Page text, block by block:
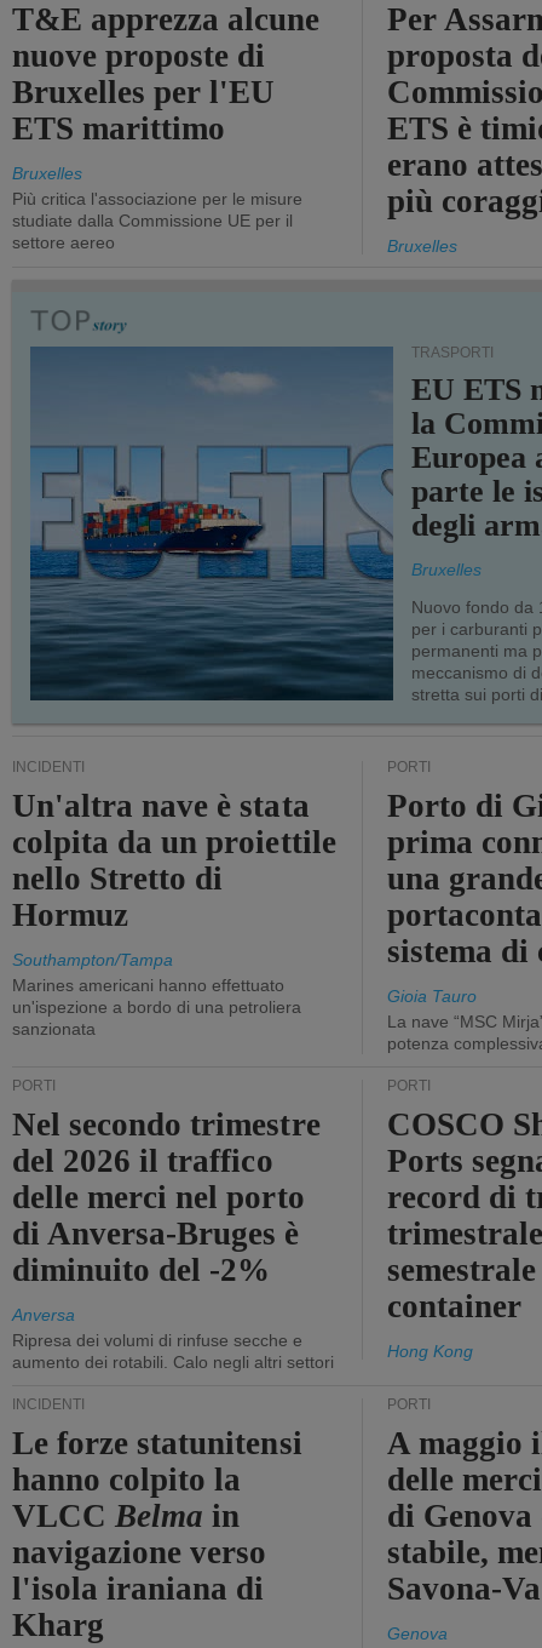
T&E apprezza alcune
nuove proposte di
Bruxelles per l'EU
ETS marittimo
Bruxelles
Più critica l'associazione per le misure
studiate dalla Commissione UE per il
settore aereo
Per
proposta
ETS è
erano
più
Bruxelles
TRASPORTI
EU ETS
la
Europea
parte le
degli
Bruxelles
Nuovo fondo da
per i carburanti
permanenti ma
meccanismo di
stretta sui porti
INCIDENTI
Un'altra nave è stata
colpita da un proiettile
nello Stretto di
Hormuz
Southampton/Tampa
Marines americani hanno effettuato
un'ispezione a bordo di una petroliera
sanzionata
PORTI
Porto di
prima
una
sistema
Gioia Tauro
La nave “MSC
potenza
PORTI
Nel secondo trimestre
del 2026 il traffico
delle merci nel porto
di Anversa-Bruges è
diminuito del -2%
Anversa
Ripresa dei volumi di rinfuse secche e
aumento dei rotabili. Calo negli altri settori
PORTI
COSCO
Ports
record di
container
Hong Kong
INCIDENTI
Le forze statunitensi
hanno colpito la
VLCCBelma in
navigazione verso
l'isola iraniana di
Kharg
PORTI
A maggio
delle
di
stabile,
Savona-
Genova